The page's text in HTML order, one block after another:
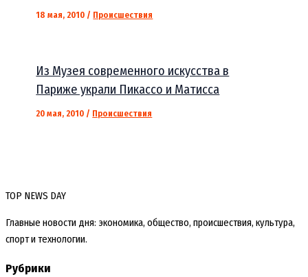
18 мая, 2010 / Происшествия
Из Музея современного искусства в
Париже украли Пикассо и Матисса
20 мая, 2010 / Происшествия
TOP NEWS DAY
Главные новости дня: экономика, общество, происшествия, культура,
спорт и технологии.
Рубрики